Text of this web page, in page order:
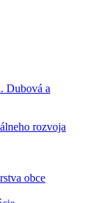
Dubová a
rozvoja
obce